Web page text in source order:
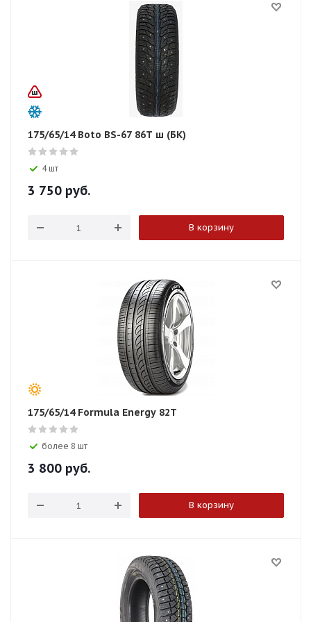
175/65/14 Boto BS-67 86T ш (БК)
4 шт
3 750 руб.
В корзину
175/65/14 Formula Energy 82T
более 8 шт
3 800 руб.
В корзину